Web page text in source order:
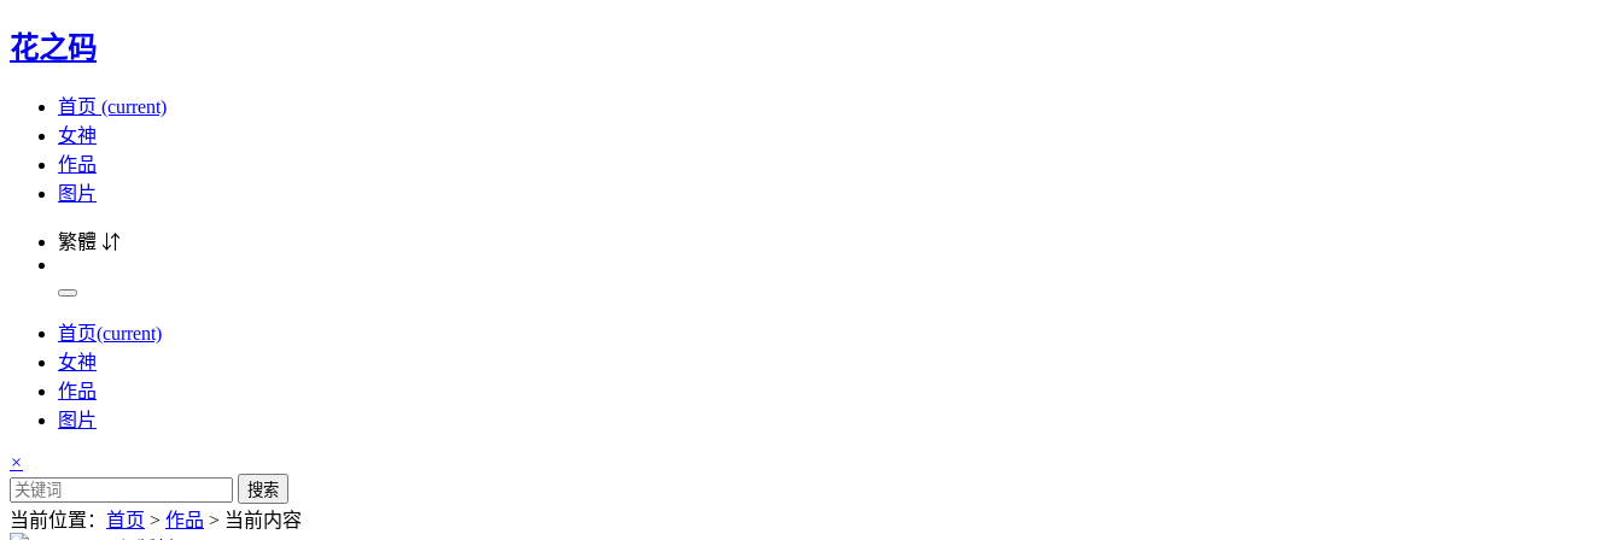
花之码
首页 (current)
女神
作品
图片
繁體 ⇵
首页(current)
女神
作品
图片
×
搜索
当前位置： 首页 > 作品 > 当前内容